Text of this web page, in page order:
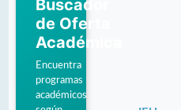
Buscador
de Oferta
Académica
Encuentra
programas
académicos